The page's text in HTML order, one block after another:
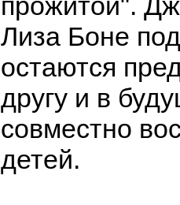
Лиза Боне
остаются
другу и в
совместно
детей.